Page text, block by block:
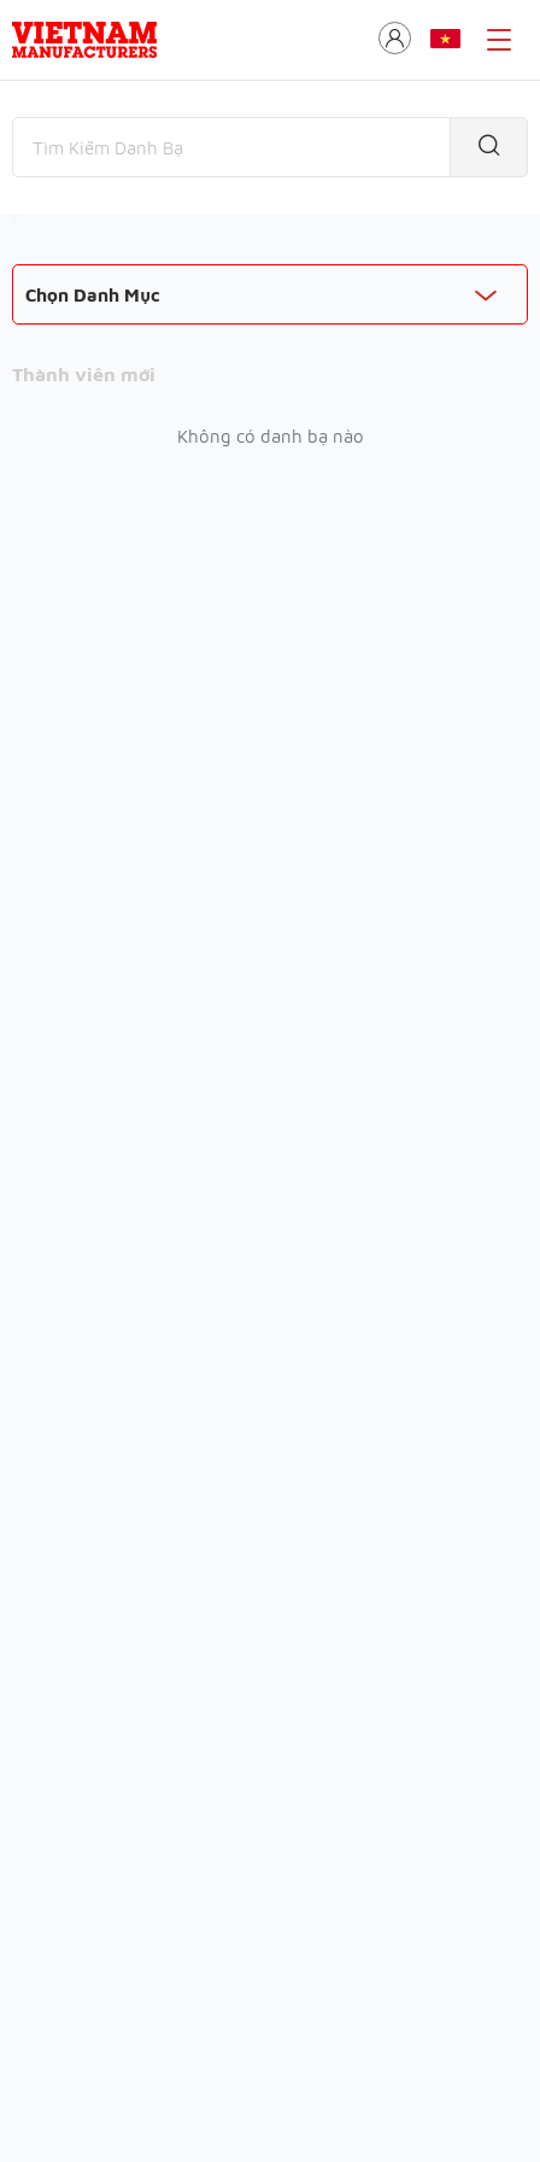
Chọn Danh Mục
Thành viên mới
Không có danh bạ nào